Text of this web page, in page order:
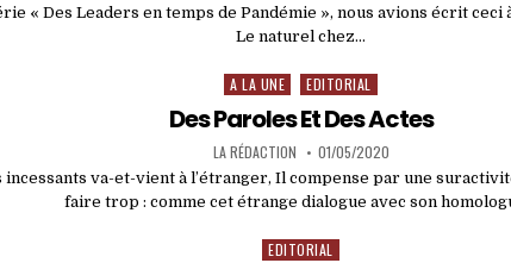
« Des Leaders en temps de Pandémie », nous avions écrit ceci
Le naturel chez…
Posted
in
A LA UNE EDITORIAL
Des Paroles Et Des Actes
LA RÉDACTION 01/05/2020
incessants va-et-vient à l’étranger, Il compense par une
faire trop : comme cet étrange dialogue avec son
Posted
EDITORIAL